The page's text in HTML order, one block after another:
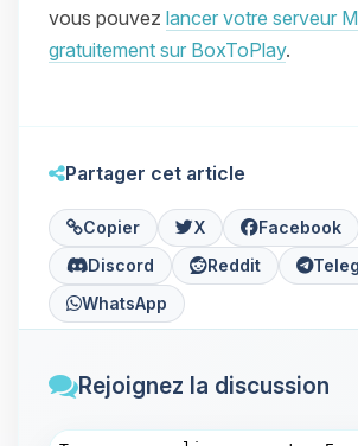
vous pouvez lancer votre serveur
gratuitement sur BoxToPlay.
Partager cet article
Copier X Facebook
Discord
Reddit
WhatsApp
Rejoignez la discussion